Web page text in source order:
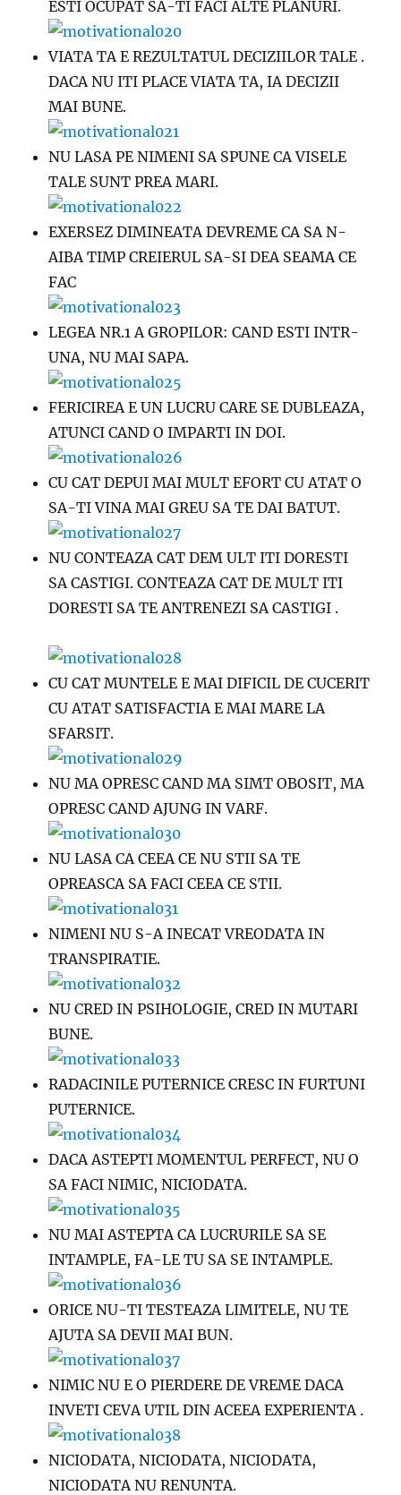
ESTI OCUPAT SA-TI FACI ALTE PLANURI.
VIATA TA E REZULTATUL DECIZIILOR TALE .
DACA NU ITI PLACE VIATA TA, IA DECIZII
MAI BUNE.
NU LASA PE NIMENI SA SPUNE CA VISELE
TALE SUNT PREA MARI.
EXERSEZ DIMINEATA DEVREME CA SA N-
AIBA TIMP CREIERUL SA-SI DEA SEAMA CE
FAC
LEGEA NR.1 A GROPILOR: CAND ESTI INTR-
UNA, NU MAI SAPA.
FERICIREA E UN LUCRU CARE SE DUBLEAZA,
ATUNCI CAND O IMPARTI IN DOI.
CU CAT DEPUI MAI MULT EFORT CU ATAT O
SA-TI VINA MAI GREU SA TE DAI BATUT.
NU CONTEAZA CAT DEM ULT ITI DORESTI
SA CASTIGI. CONTEAZA CAT DE MULT ITI
DORESTI SA TE ANTRENEZI SA CASTIGI .
CU CAT MUNTELE E MAI DIFICIL DE CUCERIT
CU ATAT SATISFACTIA E MAI MARE LA
SFARSIT.
NU MA OPRESC CAND MA SIMT OBOSIT, MA
OPRESC CAND AJUNG IN VARF.
NU LASA CA CEEA CE NU STII SA TE
OPREASCA SA FACI CEEA CE STII.
NIMENI NU S-A INECAT VREODATA IN
TRANSPIRATIE.
NU CRED IN PSIHOLOGIE, CRED IN MUTARI
BUNE.
RADACINILE PUTERNICE CRESC IN FURTUNI
PUTERNICE.
DACA ASTEPTI MOMENTUL PERFECT, NU O
SA FACI NIMIC, NICIODATA.
NU MAI ASTEPTA CA LUCRURILE SA SE
INTAMPLE, FA-LE TU SA SE INTAMPLE.
ORICE NU-TI TESTEAZA LIMITELE, NU TE
AJUTA SA DEVII MAI BUN.
NIMIC NU E O PIERDERE DE VREME DACA
INVETI CEVA UTIL DIN ACEEA EXPERIENTA .
NICIODATA, NICIODATA, NICIODATA,
NICIODATA NU RENUNTA.